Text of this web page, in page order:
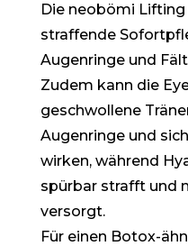
Die neobömi
straffende
Augenringe und
Zudem kann die
geschwollene
Augenringe und
wirken, während
spürbar strafft und
versorgt.
Für einen Botox-